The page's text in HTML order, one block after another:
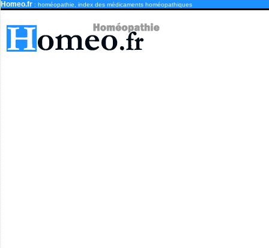
Homeo.fr : homéopathie, index des médicaments homéopathiques